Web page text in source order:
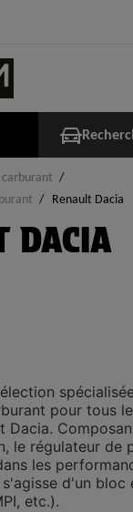
Renault Dacia
DACIA
pour tous
Dacia.
le régulateur de
les
d'un bloc
etc.).